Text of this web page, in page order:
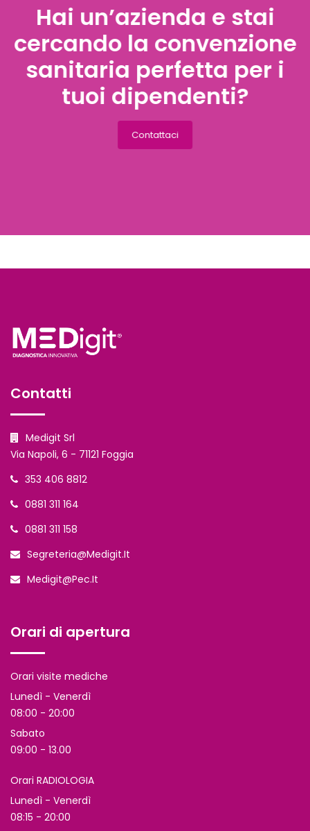
Hai un’azienda e stai
cercando la convenzione
sanitaria perfetta per i
tuoi dipendenti?
Contattaci
Contatti
Medigit Srl
Via Napoli, 6 - 71121 Foggia
353 406 8812
0881 311 164
0881 311 158
Segreteria@medigit.it
Medigit@pec.it
Orari di apertura
Orari visite mediche
Lunedì - Venerdì
08:00 - 20:00
Sabato
09:00 - 13.00
Orari RADIOLOGIA
Lunedì - Venerdì
08:15 - 20:00